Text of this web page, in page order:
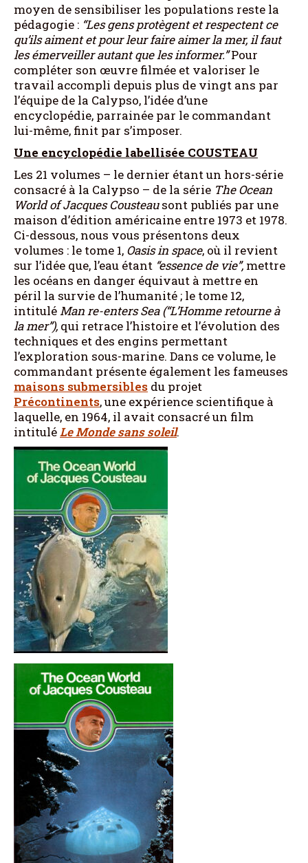
moyen de sensibiliser les populations reste la
pédagogie : “Les gens protègent et respectent ce
qu’ils aiment et pour leur faire aimer la mer, il faut
les émerveiller autant que les informer.”Pour
compléter son œuvre filmée et valoriser le
travail accompli depuis plus de vingt ans par
l’équipe de la Calypso, l’idée d’une
encyclopédie, parrainée par le commandant
lui-même, finit par s’imposer.
Une encyclopédie labellisée COUSTEAU
Les 21 volumes – le dernier étant un hors-série
consacré à la Calypso – de la série The Ocean
World of Jacques Cousteausont publiés par une
maison d’édition américaine entre 1973 et 1978.
Ci-dessous, nous vous présentons deux
volumes : le tome 1, Oasis in space, où il revient
sur l’idée que, l’eau étant “essence de vie”, mettre
les océans en danger équivaut à mettre en
péril la survie de l’humanité ; le tome 12,
intituléMan re-enters Sea (“L’Homme retourne à
la mer”), qui retrace l’histoire et l’évolution des
techniques et des engins permettant
l’exploration sous-marine. Dans ce volume, le
commandant présente également les fameuses
maisons submersibles du projet
Précontinents, une expérience scientifique à
laquelle, en 1964, il avait consacré un film
intituléLe Monde sans soleil.